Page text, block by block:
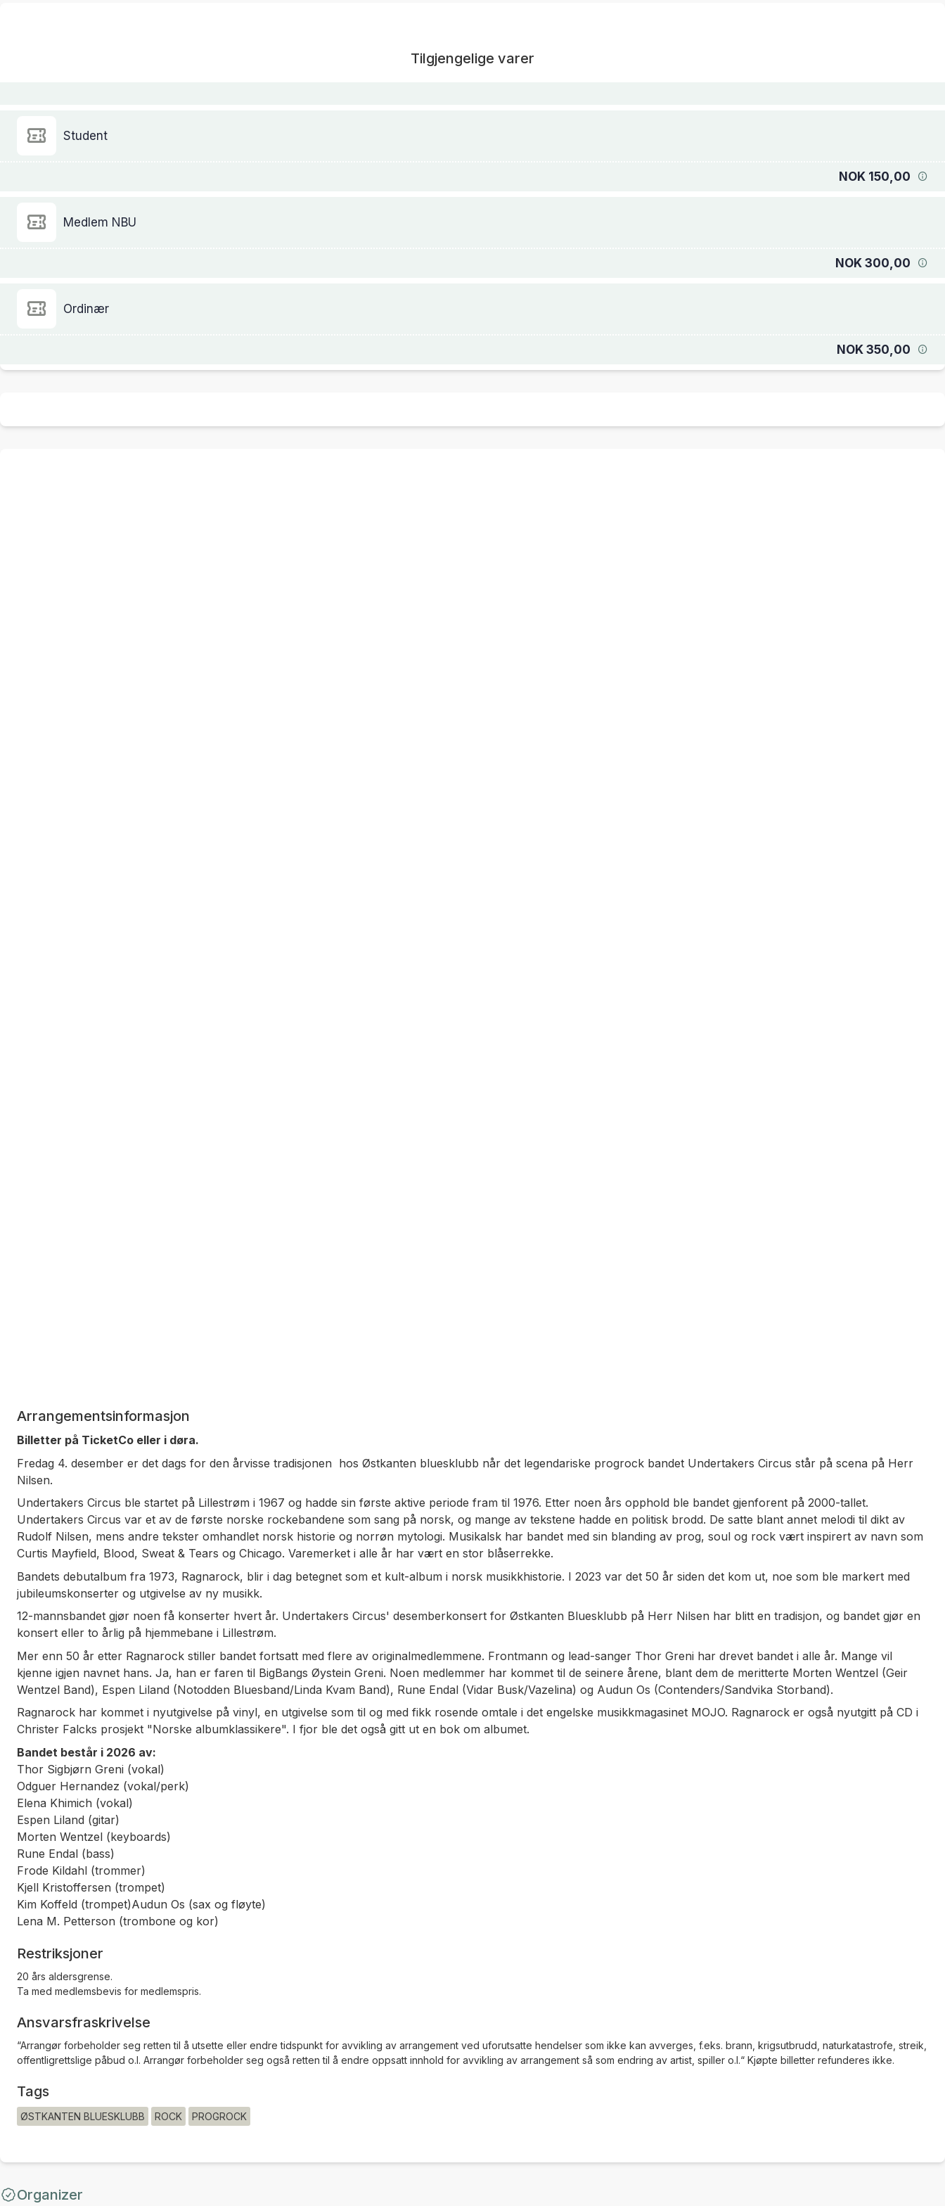
Tilgjengelige varer
Student
NOK 150,00
Medlem NBU
NOK 300,00
Ordinær
NOK 350,00
Arrangementsinformasjon
Billetter på TicketCo eller i døra.
Fredag 4. desember er det dags for den årvisse tradisjonen hos Østkanten bluesklubb når det legendariske progrock bandet Undertakers Circus står på scena på Herr
Nilsen.
Undertakers Circus ble startet på Lillestrøm i 1967 og hadde sin første aktive periode fram til 1976. Etter noen års opphold ble bandet gjenforent på 2000-tallet.
Undertakers Circus var et av de første norske rockebandene som sang på norsk, og mange av tekstene hadde en politisk brodd. De satte blant annet melodi til dikt av
Rudolf Nilsen, mens andre tekster omhandlet norsk historie og norrøn mytologi. Musikalsk har bandet med sin blanding av prog, soul og rock vært inspirert av navn som
Curtis Mayfield, Blood, Sweat & Tears og Chicago. Varemerket i alle år har vært en stor blåserrekke.
Bandets debutalbum fra 1973, Ragnarock, blir i dag betegnet som et kult-album i norsk musikkhistorie. I 2023 var det 50 år siden det kom ut, noe som ble markert med
jubileumskonserter og utgivelse av ny musikk.
12-mannsbandet gjør noen få konserter hvert år. Undertakers Circus' desemberkonsert for Østkanten Bluesklubb på Herr Nilsen har blitt en tradisjon, og bandet gjør en
konsert eller to årlig på hjemmebane i Lillestrøm.
Mer enn 50 år etter Ragnarock stiller bandet fortsatt med flere av originalmedlemmene. Frontmann og lead-sanger Thor Greni har drevet bandet i alle år. Mange vil
kjenne igjen navnet hans. Ja, han er faren til BigBangs Øystein Greni. Noen medlemmer har kommet til de seinere årene, blant dem de meritterte Morten Wentzel (Geir
Wentzel Band), Espen Liland (Notodden Bluesband/Linda Kvam Band), Rune Endal (Vidar Busk/Vazelina) og Audun Os (Contenders/Sandvika Storband).
Ragnarock har kommet i nyutgivelse på vinyl, en utgivelse som til og med fikk rosende omtale i det engelske musikkmagasinet MOJO. Ragnarock er også nyutgitt på CD i
Christer Falcks prosjekt "Norske albumklassikere". I fjor ble det også gitt ut en bok om albumet.
Bandet består i 2026 av:
Thor Sigbjørn Greni (vokal)
Odguer Hernandez (vokal/perk)
Elena Khimich (vokal)
Espen Liland (gitar)
Morten Wentzel (keyboards)
Rune Endal (bass)
Frode Kildahl (trommer)
Kjell Kristoffersen (trompet)
Kim Koffeld (trompet)Audun Os (sax og fløyte)
Lena M. Petterson (trombone og kor)
Restriksjoner
20 års aldersgrense.
Ta med medlemsbevis for medlemspris.
Ansvarsfraskrivelse
“Arrangør forbeholder seg retten til å utsette eller endre tidspunkt for avvikling av arrangement ved uforutsatte hendelser som ikke kan avverges, f.eks. brann, krigsutbrudd, naturkatastrofe, streik,
offentligrettslige påbud o.l. Arrangør forbeholder seg også retten til å endre oppsatt innhold for avvikling av arrangement så som endring av artist, spiller o.l.“ Kjøpte billetter refunderes ikke.
Tags
ØSTKANTEN BLUESKLUBB ROCK PROGROCK
Organizer